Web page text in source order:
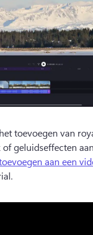
toevoegen van
geluidseffecten
aan een